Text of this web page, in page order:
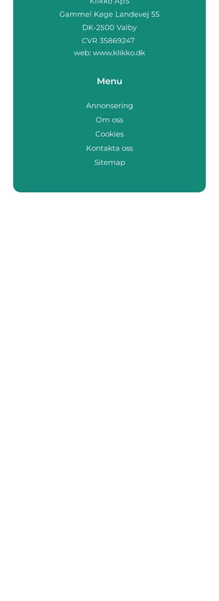
web: www.klikko.dk
Menu
Annonsering
Om oss
Cookies
Kontakta oss
Sitemap